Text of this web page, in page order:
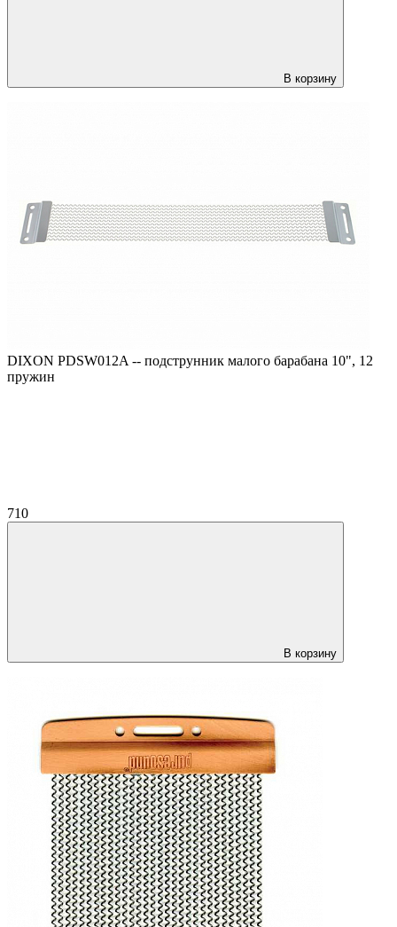
В корзину
DIXON PDSW012A -- подструнник малого барабана 10", 12
пружин
710
В корзину